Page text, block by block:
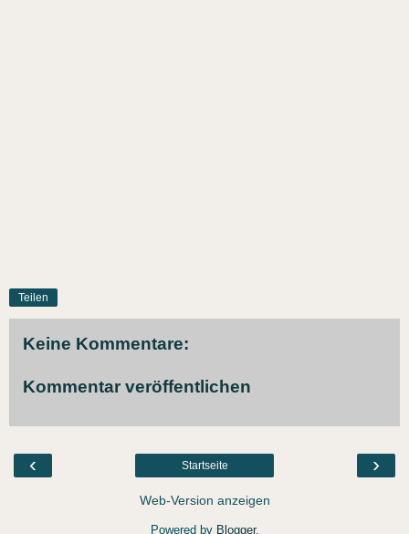
Teilen
Keine Kommentare:
Kommentar veröffentlichen
‹ ›
Startseite
Web-Version anzeigen
Powered by Blogger.